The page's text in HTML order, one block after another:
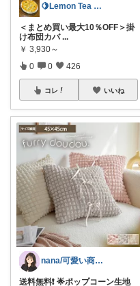
🍋Lemon Tea インテリア☕️
＜まとめ買い最大10％OFF＞掛
け布団カバ ...
￥ 3,930～
0 0 426
コレ いいね
nana/可愛い商品を共有
送料無料❗️ 🌟ポップコーン生地